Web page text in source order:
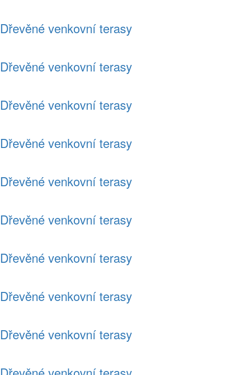
Dřevěné venkovní terasy
Dřevěné venkovní terasy
Dřevěné venkovní terasy
Dřevěné venkovní terasy
Dřevěné venkovní terasy
Dřevěné venkovní terasy
Dřevěné venkovní terasy
Dřevěné venkovní terasy
Dřevěné venkovní terasy